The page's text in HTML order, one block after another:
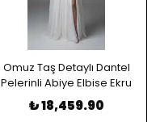
Omuz Taş Detaylı Dantel
Pelerinli Abiye Elbise Ekru
₺ 18,459.90